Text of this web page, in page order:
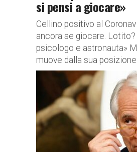
si pensi a giocare»
Cellino positivo al
ancora se giocare.
psicologo e astronauta»
muove dalla sua